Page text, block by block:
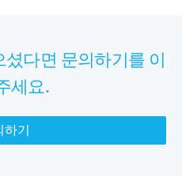
다면 문의하기를 이
세요.
하기